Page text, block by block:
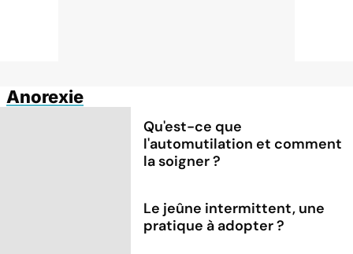
Anorexie
Qu'est-ce que
l'automutilation et comment
la soigner ?
Le jeûne intermittent, une
pratique à adopter ?